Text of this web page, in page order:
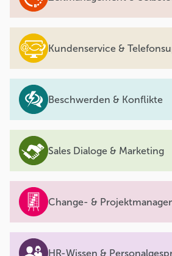
Kundenservice &
Beschwerden & Konflikte
Sales Dialoge & Marketing
Change- &
HR-Wissen &